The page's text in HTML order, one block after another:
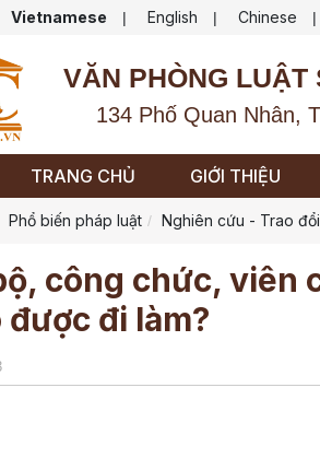
Vietnamese | English | Chinese |
VĂN PHÒNG LUẬT
134 Phố Quan Nhân,
TRANG CHỦ GIỚI THIỆU
Phổ biến pháp luật Nghiên cứu - Trao đổi
công chức, viên
được đi làm?